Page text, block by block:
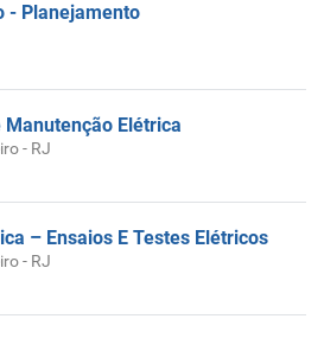
- Planejamento
Manutenção Elétrica
- RJ
– Ensaios E Testes Elétricos
- RJ